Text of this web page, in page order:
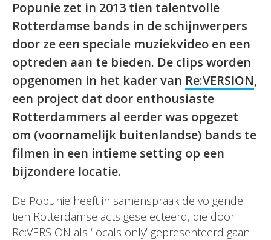
Popunie zet in 2013 tien talentvolle
Rotterdamse bands in de schijnwerpers
door ze een speciale muziekvideo en een
optreden aan te bieden. De clips worden
opgenomen in het kader van Re:VERSION,
een project dat door enthousiaste
Rotterdammers al eerder was opgezet
om (voornamelijk buitenlandse) bands te
filmen in een intieme setting op een
bijzondere locatie.
De Popunie heeft in samenspraak de volgende
tien Rotterdamse acts geselecteerd, die door
Re:VERSION als ‘locals only’ gepresenteerd gaan